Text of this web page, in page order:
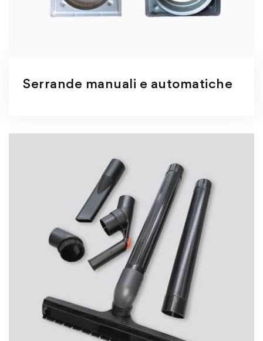
Serrande manuali e automatiche